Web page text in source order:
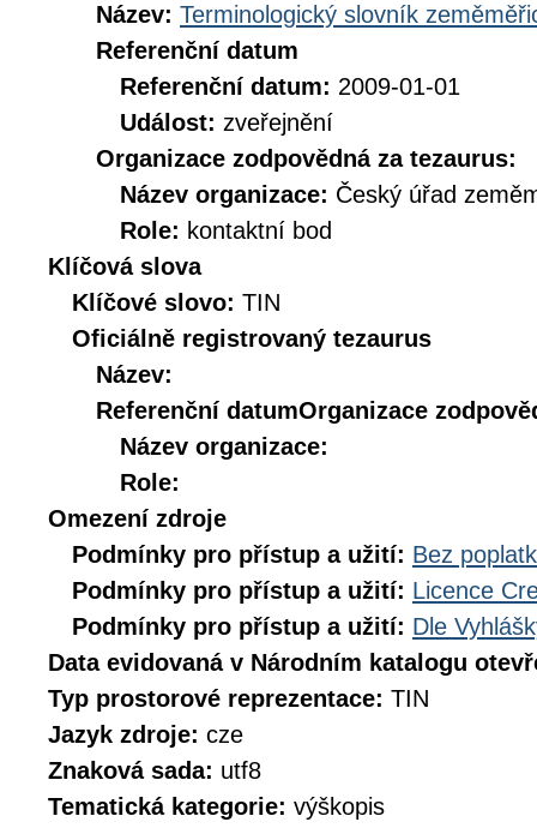
Název: Terminologický slovník
Referenční datum
Referenční datum: 2009-01-01
Událost: zveřejnění
Organizace zodpovědná za tezaurus:
Název organizace: Český úřad
Role: kontaktní bod
Klíčová slova
Klíčové slovo: TIN
Oficiálně registrovaný tezaurus
Název:
Referenční datumOrganizace
Název organizace:
Role:
Omezení zdroje
Podmínky pro přístup a užití: Bez
Podmínky pro přístup a užití: Licence
Podmínky pro přístup a užití: Dle
Data evidovaná v Národním katalogu
Typ prostorové reprezentace: TIN
Jazyk zdroje: cze
Znaková sada: utf8
Tematická kategorie: výškopis